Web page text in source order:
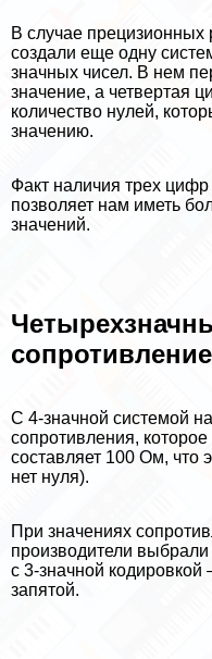
В случае прецизионных
создали еще одну
значных чисел. В нем
значение, а четвертая
количество нулей,
значению.
Факт наличия трех
позволяет нам иметь
значений.
С 4-значной системой
сопротивления,
составляет 100 Ом, что
нет нуля).
При значениях
производители
с 3-значной
запятой.